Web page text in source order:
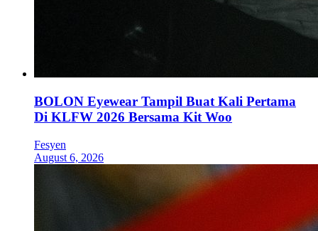
BOLON Eyewear Tampil Buat Kali Pertama
Di KLFW 2026 Bersama Kit Woo
Fesyen
August 6, 2026